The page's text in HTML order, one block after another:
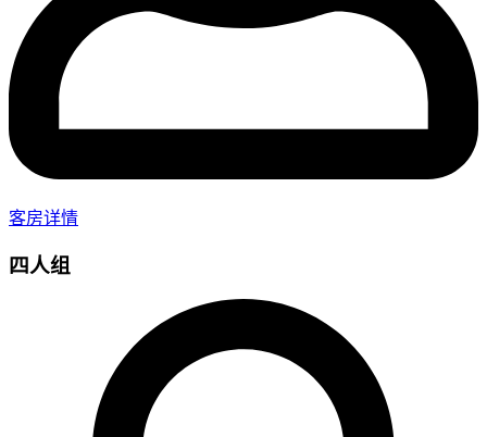
客房详情
四人组